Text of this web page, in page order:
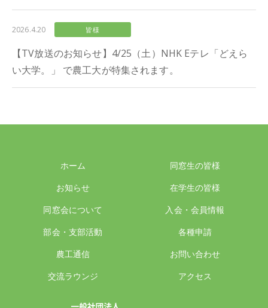
2026.4.20 皆様
【TV放送のお知らせ】4/25（土）NHK Eテレ「どえら
い大学。」 で農工大が特集されます。
ホーム
お知らせ
同窓会について
部会・支部活動
農工通信
交流ラウンジ
同窓生の皆様
在学生の皆様
入会・会員情報
各種申請
お問い合わせ
アクセス